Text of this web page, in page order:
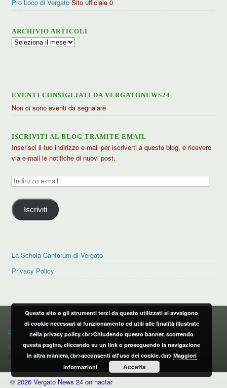
Pro Loco di Vergato Sito ufficiale 0
ARCHIVIO ARTICOLI
Archivio
EVENTI CONSIGLIATI DA VERGATONEWS24
Non ci sono eventi da segnalare
ISCRIVITI AL BLOG TRAMITE EMAIL
Inserisci il tuo indirizzo e-mail per iscriverti a questo blog, e ricevere
via e-mail le notifiche di nuovi post.
Indirizzo
mail
Iscriviti
La Schola Cantorum di Vergato
Privacy Policy
PRIVACY POLICY
privacy policy
CONTATTI:
Email:info@vergatonews24.it
© 2026 Vergato News 24 on hactar
Questo sito o gli strumenti terzi da questo utilizzati si avvalgono
di cookie necessari al funzionamento ed utili alle finalità illustrate
nella privacy policy.<br>Chiudendo questo banner, scorrendo
questa pagina, cliccando su un link o proseguendo la navigazione
in altra maniera,<br>acconsenti all'uso dei cookie.<br> Maggiori
informazioni
Accetta